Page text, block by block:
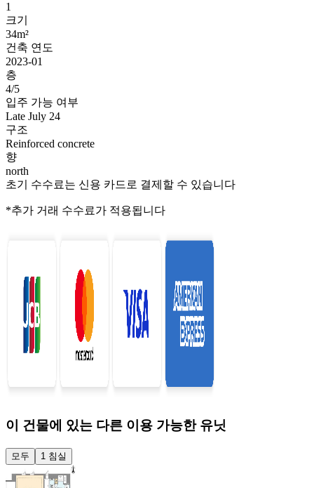
1
크기
34m²
건축 연도
2023-01
층
4/5
입주 가능 여부
Late July 24
구조
Reinforced concrete
향
north
초기 수수료는 신용 카드로 결제할 수 있습니다
*추가 거래 수수료가 적용됩니다
이 건물에 있는 다른 이용 가능한 유닛
모두 1 침실